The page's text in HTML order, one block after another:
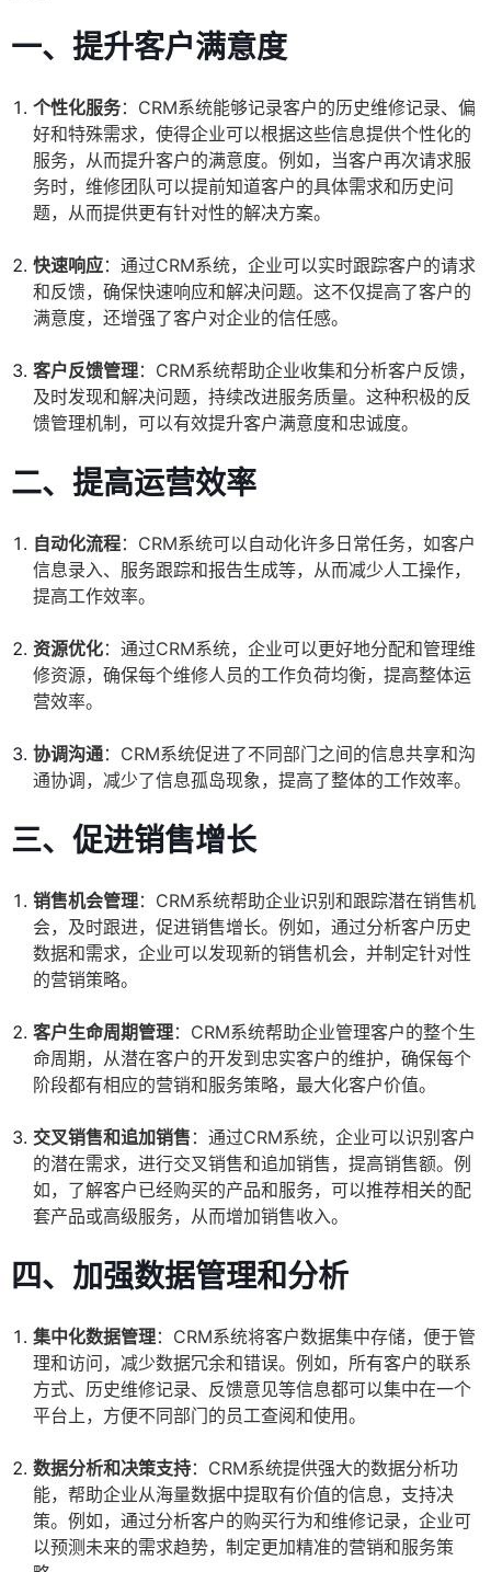
一、 提升客户满意度
个性化服务：CRM系统能够记录客户的历史维修记录、偏
好和特殊需求，使得企业可以根据这些信息提供个性化的
服务，从而提升客户的满意度。例如，当客户再次请求服
务时，维修团队可以提前知道客户的具体需求和历史问
题，从而提供更有针对性的解决方案。
快速响应：通过CRM系统，企业可以实时跟踪客户的请求
和反馈，确保快速响应和解决问题。这不仅提高了客户的
满意度，还增强了客户对企业的信任感。
客户反馈管理：CRM系统帮助企业收集和分析客户反馈，
及时发现和解决问题，持续改进服务质量。这种积极的反
馈管理机制，可以有效提升客户满意度和忠诚度。
二、 提高运营效率
自动化流程：CRM系统可以自动化许多日常任务，如客户
信息录入、服务跟踪和报告生成等，从而减少人工操作，
提高工作效率。
资源优化：通过CRM系统，企业可以更好地分配和管理维
修资源，确保每个维修人员的工作负荷均衡，提高整体运
营效率。
协调沟通：CRM系统促进了不同部门之间的信息共享和沟
通协调，减少了信息孤岛现象，提高了整体的工作效率。
三、 促进销售增长
销售机会管理：CRM系统帮助企业识别和跟踪潜在销售机
会，及时跟进，促进销售增长。例如，通过分析客户历史
数据和需求，企业可以发现新的销售机会，并制定针对性
的营销策略。
客户生命周期管理：CRM系统帮助企业管理客户的整个生
命周期，从潜在客户的开发到忠实客户的维护，确保每个
阶段都有相应的营销和服务策略，最大化客户价值。
交叉销售和追加销售 ：通过CRM系统，企业可以识别客户
的潜在需求，进行交叉销售和追加销售，提高销售额。例
如，了解客户已经购买的产品和服务，可以推荐相关的配
套产品或高级服务，从而增加销售收入。
四、 加强数据管理和分析
集中化数据管理：CRM系统将客户数据集中存储，便于管
理和访问，减少数据冗余和错误。例如，所有客户的联系
方式、历史维修记录、反馈意见等信息都可以集中在一个
平台上，方便不同部门的员工查阅和使用。
数据分析和决策支持：CRM系统提供强大的数据分析功
能，帮助企业从海量数据中提取有价值的信息，支持决
策。例如，通过分析客户的购买行为和维修记录，企业可
以预测未来的需求趋势，制定更加精准的营销和服务策